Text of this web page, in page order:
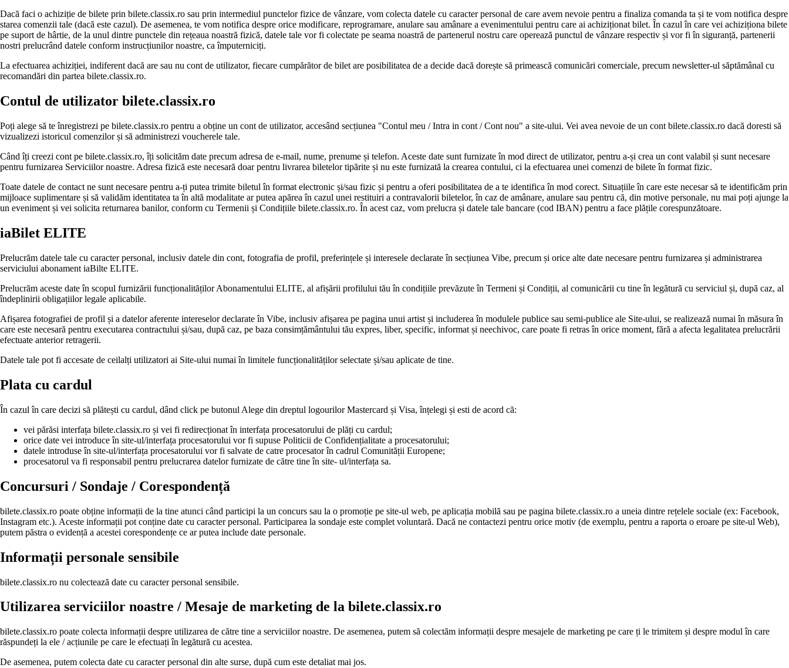
Dacă faci o achiziție de bilete prin bilete.classix.ro sau prin intermediul punctelor fizice de vânzare, vom colecta datele cu caracter personal de care avem nevoie pentru a finaliza comanda ta și te vom notifica despre
starea comenzii tale (dacă este cazul). De asemenea, te vom notifica despre orice modificare, reprogramare, anulare sau amânare a evenimentului pentru care ai achiziționat bilet. În cazul în care vei achiziționa bilete
pe suport de hârtie, de la unul dintre punctele din rețeaua noastră fizică, datele tale vor fi colectate pe seama noastră de partenerul nostru care operează punctul de vânzare respectiv și vor fi în siguranță, partenerii
nostri prelucrând datele conform instrucțiunilor noastre, ca împuterniciți.
La efectuarea achiziției, indiferent dacă are sau nu cont de utilizator, fiecare cumpărător de bilet are posibilitatea de a decide dacă dorește să primească comunicări comerciale, precum newsletter-ul săptămânal cu
recomandări din partea bilete.classix.ro.
Contul de utilizator bilete.classix.ro
Poți alege să te înregistrezi pe bilete.classix.ro pentru a obține un cont de utilizator, accesând secțiunea "Contul meu / Intra in cont / Cont nou" a site-ului. Vei avea nevoie de un cont bilete.classix.ro dacă doresti să
vizualizezi istoricul comenzilor și să administrezi voucherele tale.
Când îți creezi cont pe bilete.classix.ro, îți solicităm date precum adresa de e-mail, nume, prenume și telefon. Aceste date sunt furnizate în mod direct de utilizator, pentru a-și crea un cont valabil și sunt necesare
pentru furnizarea Serviciilor noastre. Adresa fizică este necesară doar pentru livrarea biletelor tipărite și nu este furnizată la crearea contului, ci la efectuarea unei comenzi de bilete în format fizic.
Toate datele de contact ne sunt necesare pentru a-ți putea trimite biletul în format electronic și/sau fizic și pentru a oferi posibilitatea de a te identifica în mod corect. Situațiile în care este necesar să te identificăm prin
mijloace suplimentare și să validăm identitatea ta în altă modalitate ar putea apărea în cazul unei restituiri a contravalorii biletelor, în caz de amânare, anulare sau pentru că, din motive personale, nu mai poți ajunge la
un eveniment și vei solicita returnarea banilor, conform cu Termenii și Condițiile bilete.classix.ro. În acest caz, vom prelucra și datele tale bancare (cod IBAN) pentru a face plățile corespunzătoare.
iaBilet ELITE
Prelucrăm datele tale cu caracter personal, inclusiv datele din cont, fotografia de profil, preferințele și interesele declarate în secțiunea Vibe, precum și orice alte date necesare pentru furnizarea și administrarea
serviciului abonament iaBilte ELITE.
Prelucrăm aceste date în scopul furnizării funcționalităților Abonamentului ELITE, al afișării profilului tău în condițiile prevăzute în Termeni și Condiții, al comunicării cu tine în legătură cu serviciul și, după caz, al
îndeplinirii obligațiilor legale aplicabile.
Afișarea fotografiei de profil și a datelor aferente intereselor declarate în Vibe, inclusiv afișarea pe pagina unui artist și includerea în modulele publice sau semi-publice ale Site-ului, se realizează numai în măsura în
care este necesară pentru executarea contractului și/sau, după caz, pe baza consimțământului tău expres, liber, specific, informat și neechivoc, care poate fi retras în orice moment, fără a afecta legalitatea prelucrării
efectuate anterior retragerii.
Datele tale pot fi accesate de ceilalți utilizatori ai Site-ului numai în limitele funcționalităților selectate și/sau aplicate de tine.
Plata cu cardul
În cazul în care decizi să plătești cu cardul, dând click pe butonul Alege din dreptul logourilor Mastercard și Visa, înțelegi și esti de acord că:
vei părăsi interfața bilete.classix.ro și vei fi redirecționat în interfața procesatorului de plăți cu cardul;
orice date vei introduce în site-ul/interfața procesatorului vor fi supuse Politicii de Confidențialitate a procesatorului;
datele introduse în site-ul/interfața procesatorului vor fi salvate de catre procesator în cadrul Comunității Europene;
procesatorul va fi responsabil pentru prelucrarea datelor furnizate de către tine în site- ul/interfața sa.
Concursuri / Sondaje / Corespondență
bilete.classix.ro poate obține informații de la tine atunci când participi la un concurs sau la o promoție pe site-ul web, pe aplicația mobilă sau pe pagina bilete.classix.ro a uneia dintre rețelele sociale (ex: Facebook,
Instagram etc.). Aceste informații pot conține date cu caracter personal. Participarea la sondaje este complet voluntară. Dacă ne contactezi pentru orice motiv (de exemplu, pentru a raporta o eroare pe site-ul Web),
putem păstra o evidență a acestei corespondențe ce ar putea include date personale.
Informații personale sensibile
bilete.classix.ro nu colectează date cu caracter personal sensibile.
Utilizarea serviciilor noastre / Mesaje de marketing de la bilete.classix.ro
bilete.classix.ro poate colecta informații despre utilizarea de către tine a serviciilor noastre. De asemenea, putem să colectăm informații despre mesajele de marketing pe care ți le trimitem și despre modul în care
răspundeți la ele / acțiunile pe care le efectuați în legătură cu acestea.
De asemenea, putem colecta date cu caracter personal din alte surse, după cum este detaliat mai jos.